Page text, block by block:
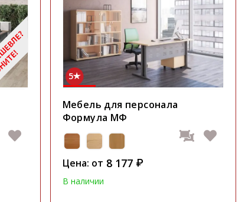
5
Мебель для персонала
Формула МФ
Цена: от 8 177 ₽
В наличии